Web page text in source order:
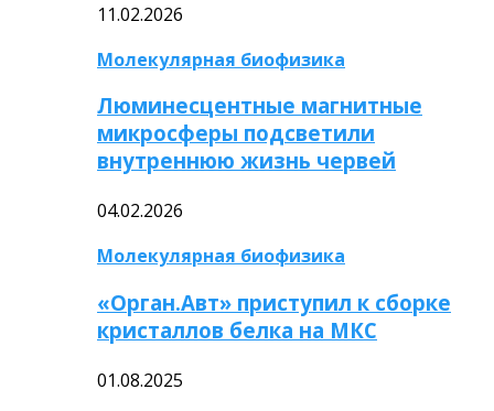
11.02.2026
Молекулярная биофизика
Люминесцентные магнитные
микросферы подсветили
внутреннюю жизнь червей
04.02.2026
Молекулярная биофизика
«Орган.Авт» приступил к сборке
кристаллов белка на МКС
01.08.2025